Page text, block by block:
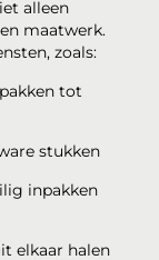
alleen
maatwerk.
zoals:
tot
stukken
inpakken
elkaar halen